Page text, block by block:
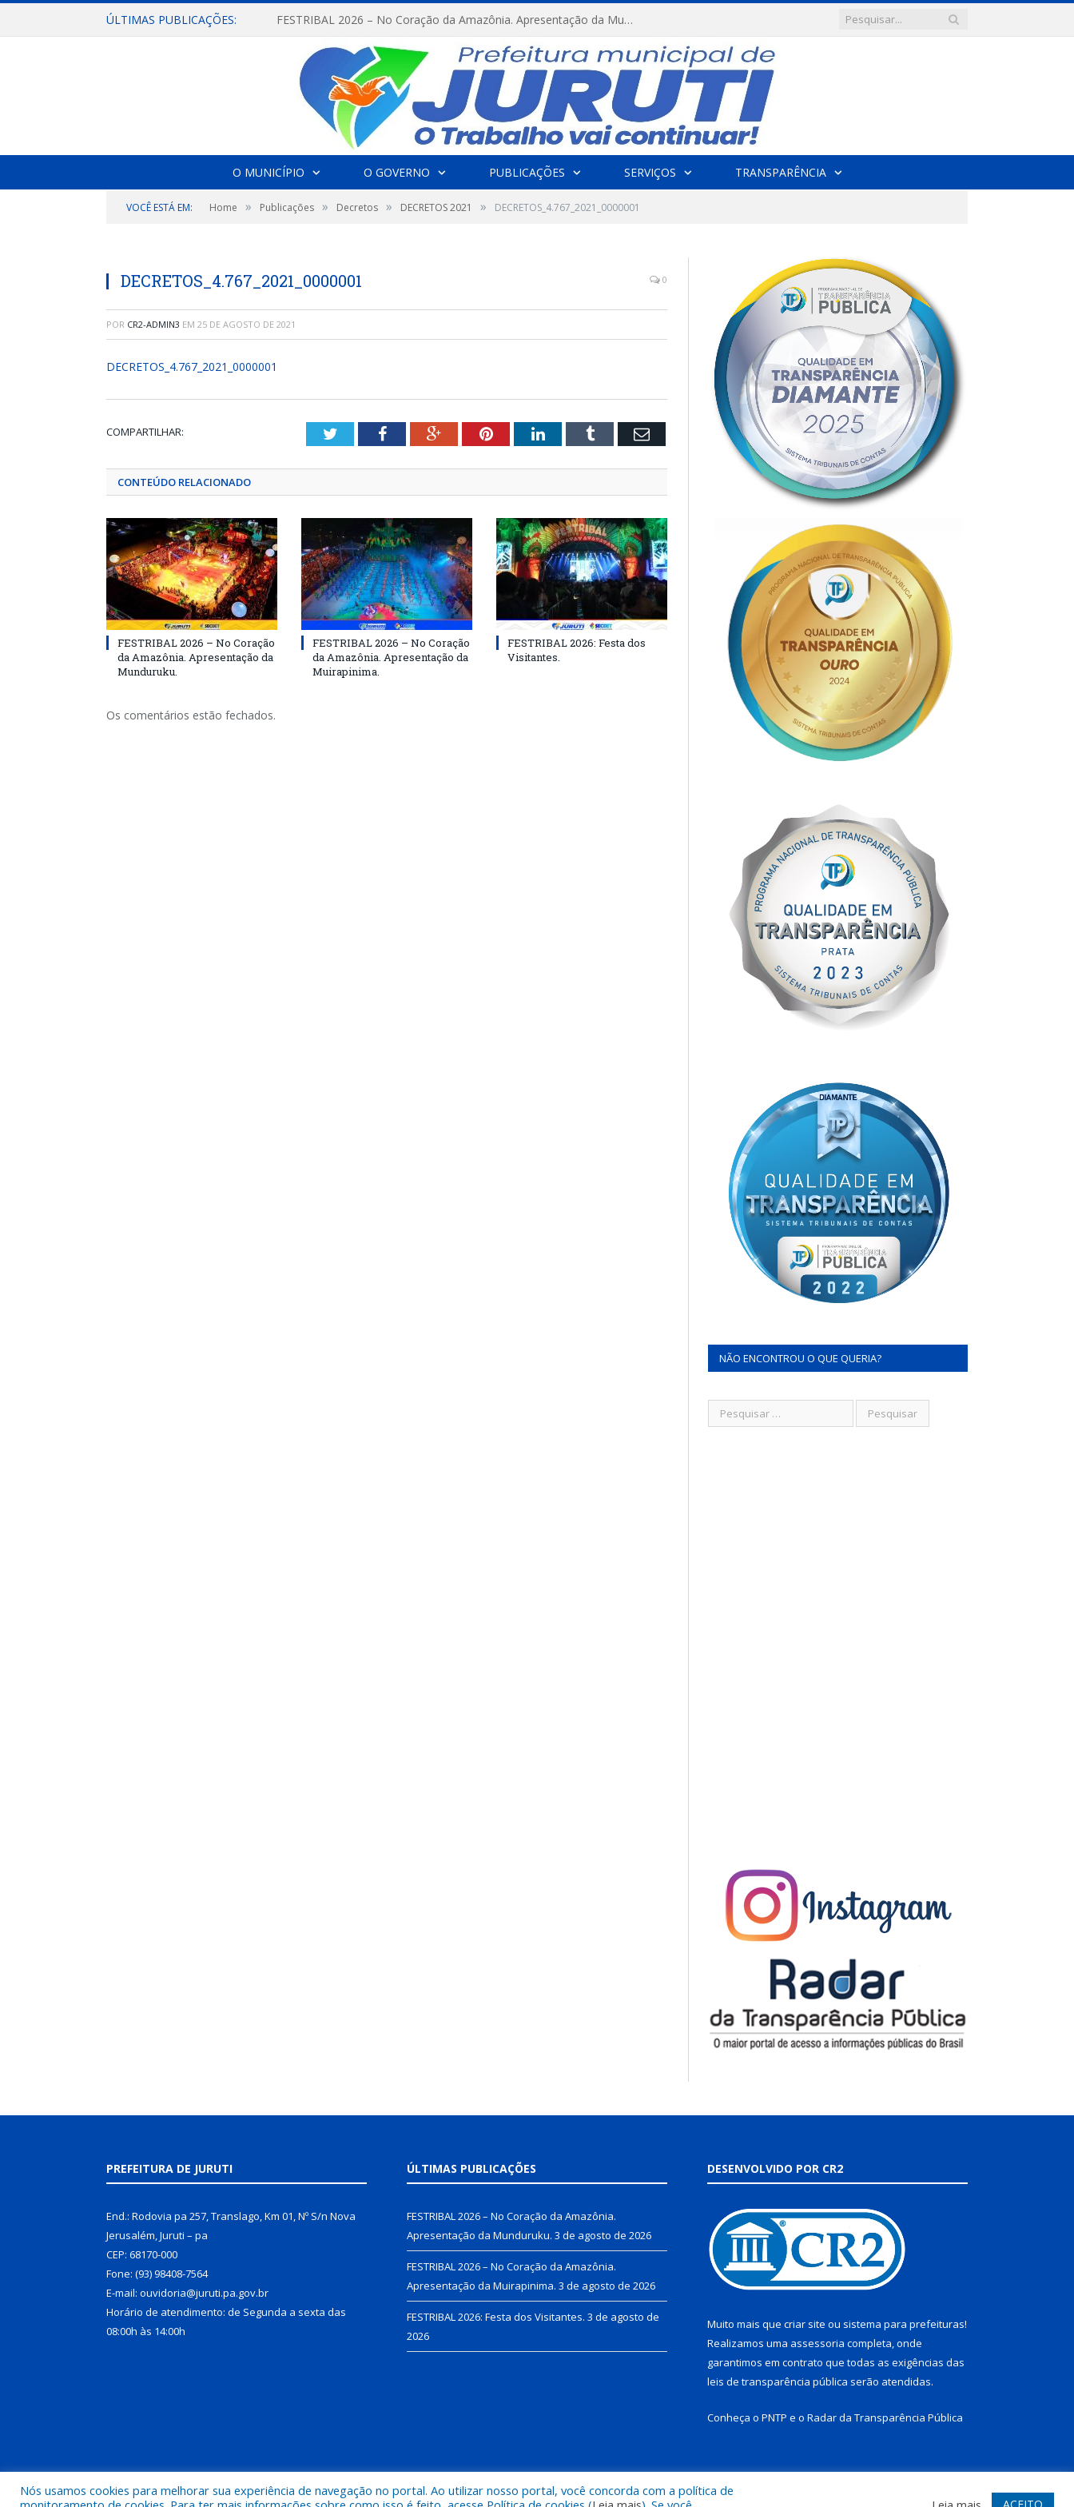
ÚLTIMAS PUBLICAÇÕES: FESTRIBAL 2026 – No Coração da Amazônia. Apresentação da Munduruku.
O MUNICÍPIO O GOVERNO PUBLICAÇÕES SERVIÇOS TRANSPARÊNCIA
VOCÊ ESTÁ EM: Home » Publicações » Decretos » DECRETOS 2021 » DECRETOS_4.767_2021_0000001
DECRETOS_4.767_2021_0000001 0
POR CR2-ADMIN3 EM 25 DE AGOSTO DE 2021
DECRETOS_4.767_2021_0000001
COMPARTILHAR: TwitterFacebookGoogle+PinterestLinkedInTumblr Email
CONTEÚDO RELACIONADO
FESTRIBAL 2026 – No Coração
da Amazônia. Apresentação da
Munduruku.
FESTRIBAL 2026 – No Coração
da Amazônia. Apresentação da
Muirapinima.
FESTRIBAL 2026: Festa dos
Visitantes.
Os comentários estão fechados.
NÃO ENCONTROU O QUE QUERIA?
PREFEITURA DE JURUTI
End.: Rodovia pa 257, Translago, Km 01, Nº S/n Nova
Jerusalém, Juruti – pa
CEP: 68170-000
Fone: (93) 98408-7564
E-mail: ouvidoria@juruti.pa.gov.br
Horário de atendimento: de Segunda a sexta das
08:00h às 14:00h
ÚLTIMAS PUBLICAÇÕES
FESTRIBAL 2026 – No Coração da Amazônia.
Apresentação da Munduruku. 3 de agosto de 2026
FESTRIBAL 2026 – No Coração da Amazônia.
Apresentação da Muirapinima. 3 de agosto de 2026
FESTRIBAL 2026: Festa dos Visitantes. 3 de agosto de
2026
DESENVOLVIDO POR CR2
Muito mais que criar site ou sistema para prefeituras!
Realizamos uma assessoria completa, onde
garantimos em contrato que todas as exigências das
leis de transparência pública serão atendidas.
Conheça o PNTP e o Radar da Transparência Pública
Todos os direitos reservados a Prefeitura Municipal de Juruti. Mapa do Site Acessar Webmail
Nós usamos cookies para melhorar sua experiência de navegação no portal. Ao utilizar nosso portal, você concorda com a política de
ACEITO